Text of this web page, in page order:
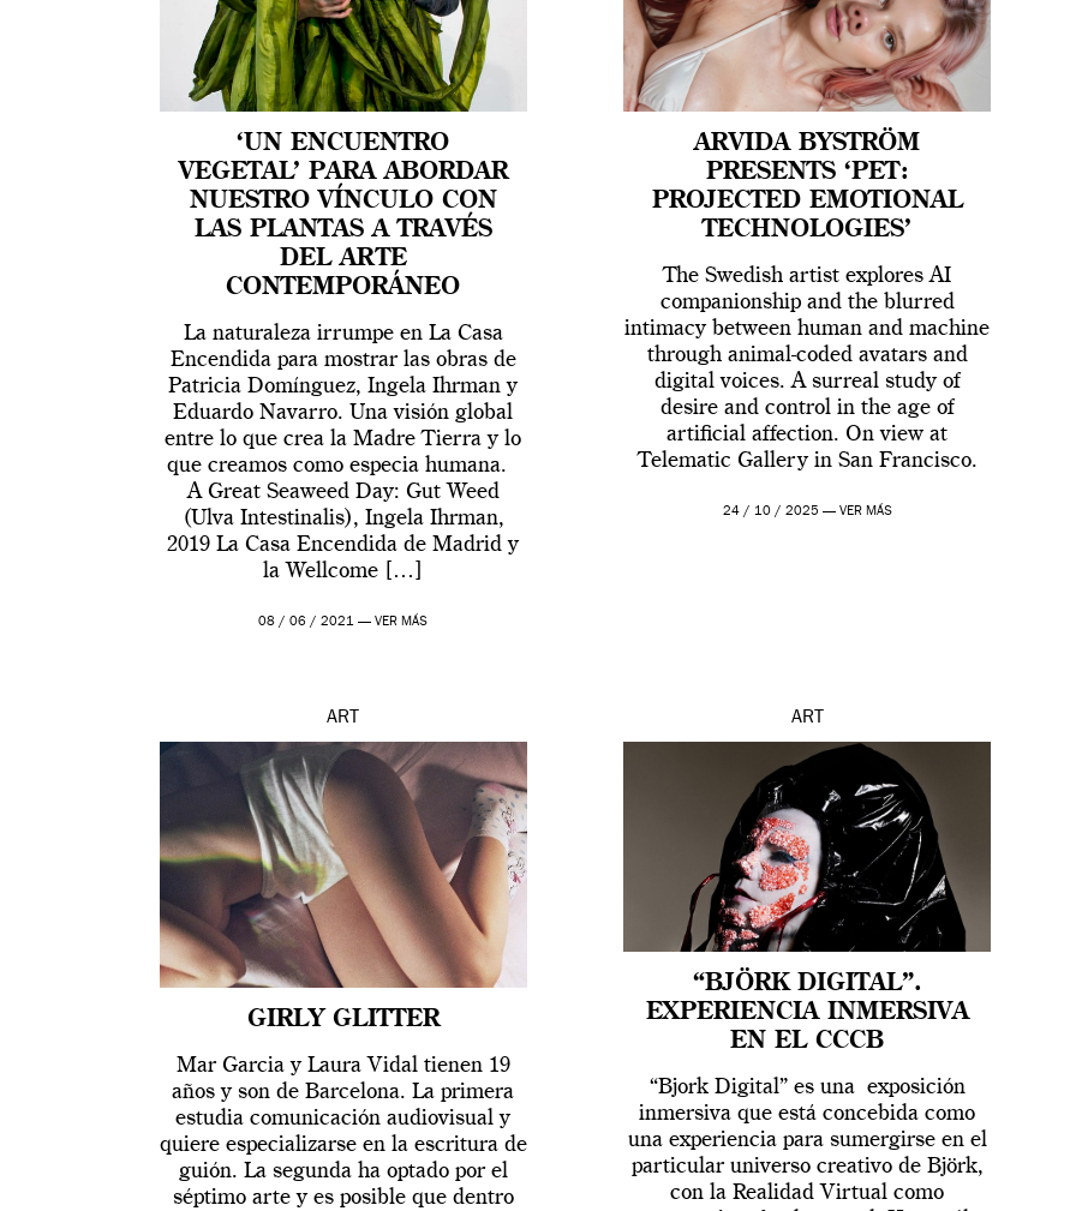
‘UN ENCUENTRO
VEGETAL’ PARA ABORDAR
NUESTRO VÍNCULO CON
LAS PLANTAS A TRAVÉS
DEL ARTE
CONTEMPORÁNEO
La naturaleza irrumpe en La Casa
Encendida para mostrar las obras de
Patricia Domínguez, Ingela Ihrman y
Eduardo Navarro. Una visión global
entre lo que crea la Madre Tierra y lo
que creamos como especia humana.
A Great Seaweed Day: Gut Weed
(Ulva Intestinalis), Ingela Ihrman,
2019 La Casa Encendida de Madrid y
la Wellcome […]
08 / 06 / 2021 —VER MÁS
ARVIDA BYSTRÖM
PRESENTS ‘PET:
PROJECTED EMOTIONAL
TECHNOLOGIES’
The Swedish artist explores AI
companionship and the blurred
intimacy between human and machine
through animal-coded avatars and
digital voices. A surreal study of
desire and control in the age of
artificial affection. On view at
Telematic Gallery in San Francisco.
24 / 10 / 2025 — VER MÁS
ART
GIRLY GLITTER
Mar Garcia y Laura Vidal tienen 19
años y son de Barcelona. La primera
estudia comunicación audiovisual y
quiere especializarse en la escritura de
guión. La segunda ha optado por el
séptimo arte y es posible que dentro
ART
“BJÖRK DIGITAL”.
EXPERIENCIA INMERSIVA
EN EL CCCB
“Bjork Digital” es una exposición
inmersiva que está concebida como
una experiencia para sumergirse en el
particular universo creativo de Björk,
con la Realidad Virtual como